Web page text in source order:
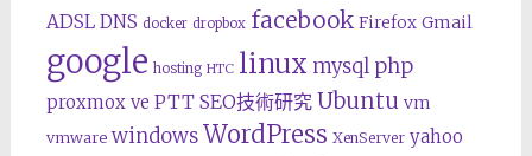
ADSL DNS docker dropbox facebook Firefox Gmail
google hosting HTC linux mysql php
proxmox ve PTT SEO技術研究 Ubuntu vm
vmware windows WordPress XenServer yahoo